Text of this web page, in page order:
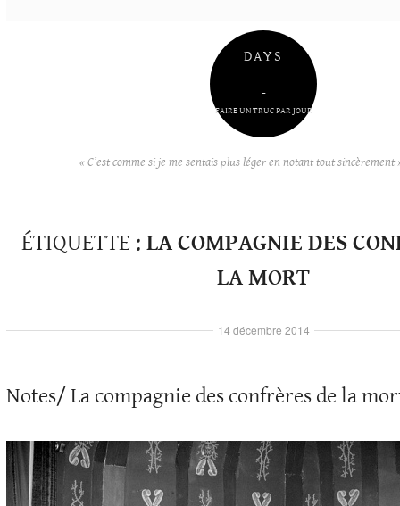
DAYS
–
FAIRE UN TRUC PAR JOUR
« C’est comme si je me sentais plus léger en notant tout sincèrement
ÉTIQUETTE : LA COMPAGNIE DES
LA MORT
Notes/ La compagnie des confrères de la
14 décembre 2014